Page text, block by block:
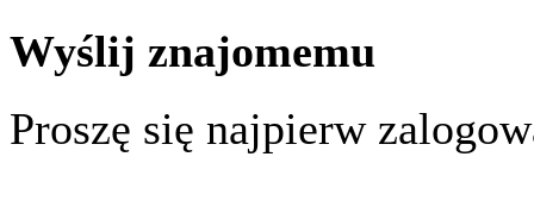
Wyślij znajomemu
Proszę się najpierw